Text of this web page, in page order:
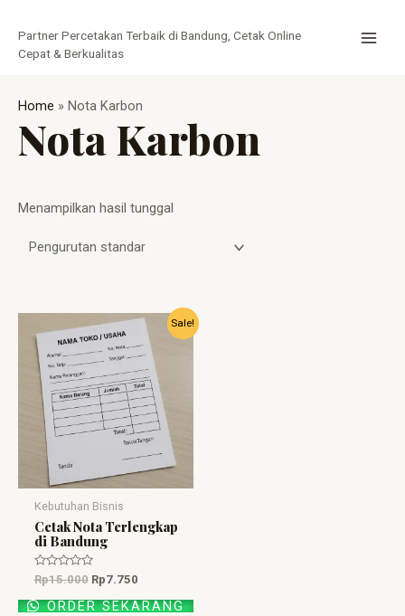
konten
Partner Percetakan Terbaik di Bandung, Cetak Online
Cepat & Berkualitas
Home » Nota Karbon
Nota Karbon
Menampilkan hasil tunggal
Sale!
Kebutuhan Bisnis
Cetak Nota Terlengkap
di Bandung
Dinilai
0
dari
5
Rp15.000
Harga
aslinya
adalah:
Rp15.000.
Rp7.750
Harga
saat
ini
adalah:
Rp7.750.
ORDER SEKARANG